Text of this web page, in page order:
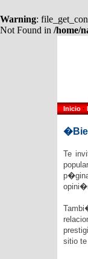
Warning:
Not Found in /home/
Inicio·
Te
sitio